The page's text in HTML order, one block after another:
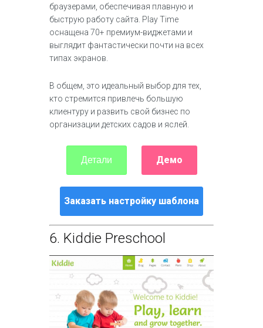
браузерами, обеспечивая плавную и
быструю работу сайта. Play Time
оснащена 70+ премиум-виджетами и
выглядит фантастически почти на всех
типах экранов.
В общем, это идеальный выбор для тех,
кто стремится привлечь большую
клиентуру и развить свой бизнес по
организации детских садов и яслей.
Детали Демо
Заказать настройку шаблона
6. Kiddie Preschool